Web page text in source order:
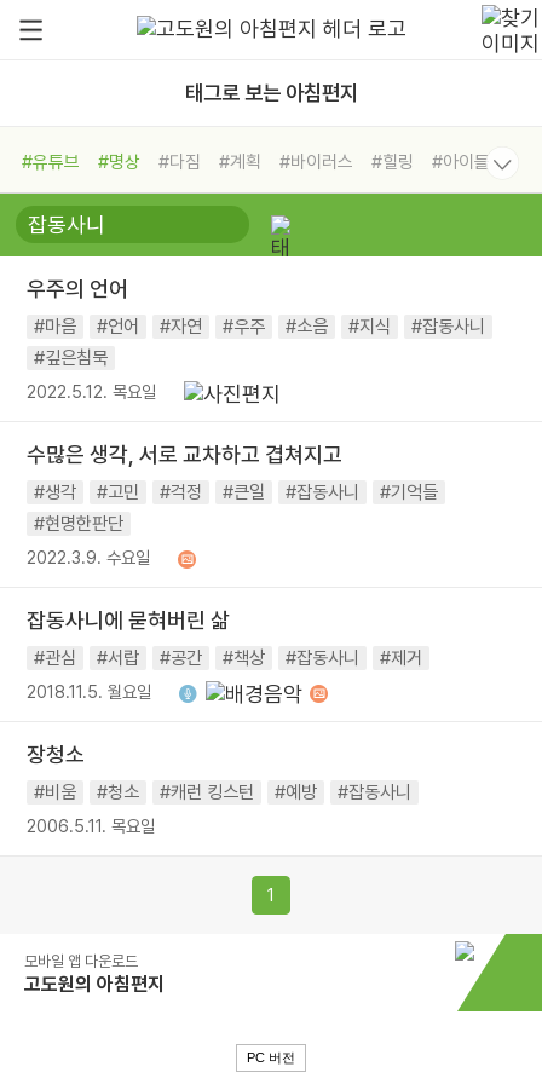
태그로 보는 아침편지
#유튜브 #명상 #다짐 #계획 #바이러스 #힐링
#아이들
#비전캠프
#독서캠프 #삶
#희망
#나눔 #친구 #링컨학교
#독서
#건강
우주의 언어
#마음 #언어 #자연 #우주 #소음 #지식
#잡동사니
#깊은침묵
2022.5.12. 목요일
수많은 생각, 서로 교차하고 겹쳐지고
#생각 #고민 #걱정 #큰일 #잡동사니
#기억들
#현명한판단
2022.3.9. 수요일
잡동사니에 묻혀버린 삶
#관심 #서랍 #공간 #책상 #잡동사니 #제거
2018.11.5. 월요일
장청소
#비움 #청소 #캐런 킹스턴 #예방 #잡동사니
2006.5.11. 목요일
1
모바일 앱 다운로드
고도원의 아침편지
PC 버전